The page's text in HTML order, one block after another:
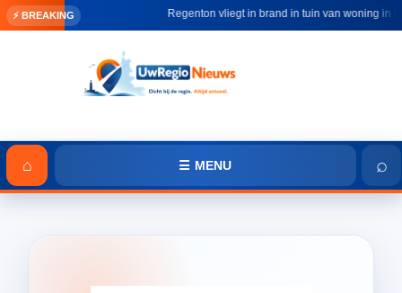
⚡ BREAKING Regenton vliegt in brand in tuin van woning in
⌂ ☰ MENU ⌕